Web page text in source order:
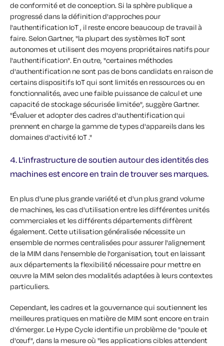
de conformité et de conception. Si la sphère publique a
progressé dans la définition d'approches pour
l'authentification IoT , il reste encore beaucoup de travail à
faire. Selon Gartner, "la plupart des systèmes IIoT sont
autonomes et utilisent des moyens propriétaires natifs pour
l'authentification". En outre, "certaines méthodes
d'authentification ne sont pas de bons candidats en raison de
certains dispositifs IoT qui sont limités en ressources ou en
fonctionnalités, avec une faible puissance de calcul et une
capacité de stockage sécurisée limitée", suggère Gartner.
"Évaluer et adopter des cadres d'authentification qui
prennent en charge la gamme de types d'appareils dans les
domaines d'activité IoT ."
4. L'infrastructure de soutien autour des identités des
machines est encore en train de trouver ses marques.
En plus d'une plus grande variété et d'un plus grand volume
de machines, les cas d'utilisation entre les différentes unités
commerciales et les différents départements diffèrent
également. Cette utilisation généralisée nécessite un
ensemble de normes centralisées pour assurer l'alignement
de la MIM dans l'ensemble de l'organisation, tout en laissant
aux départements la flexibilité nécessaire pour mettre en
œuvre la MIM selon des modalités adaptées à leurs contextes
particuliers.
Cependant, les cadres et la gouvernance qui soutiennent les
meilleures pratiques en matière de MIM sont encore en train
d'émerger. Le Hype Cycle identifie un problème de "poule et
d'œuf", dans la mesure où "les applications cibles attendent